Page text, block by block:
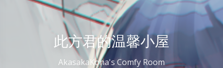
此方君的温馨小屋
AkasakaKona's Comfy Room